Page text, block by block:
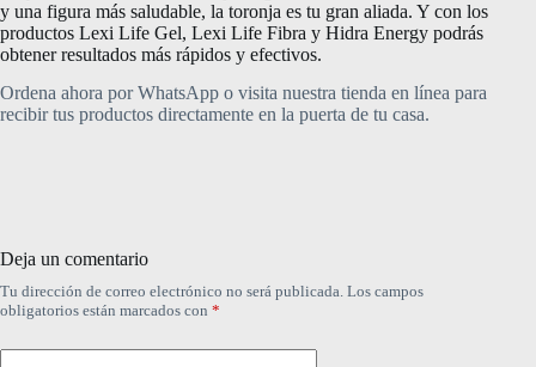
y una figura más saludable, la toronja es tu gran aliada. Y con los
productos Lexi Life Gel, Lexi Life Fibra y Hidra Energy podrás
obtener resultados más rápidos y efectivos.
Ordena ahora por WhatsApp o visita nuestra tienda en línea para
recibir tus productos directamente en la puerta de tu casa.
Deja un comentario
Tu dirección de correo electrónico no será publicada. Los campos
obligatorios están marcados con *